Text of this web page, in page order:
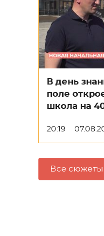
В день
поле
школа на
20:19
Все сюжеты